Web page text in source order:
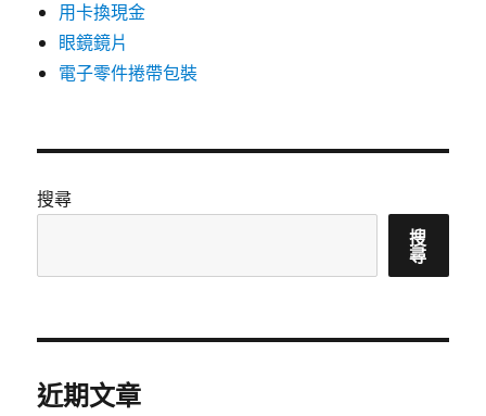
用卡換現金
眼鏡鏡片
電子零件捲帶包裝
搜尋
搜
尋
近期文章